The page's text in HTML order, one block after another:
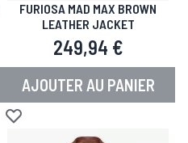
FURIOSA MAD MAX BROWN
LEATHER JACKET
249,94 €
AJOUTER AU PANIER
Ajouter à la liste d'achats